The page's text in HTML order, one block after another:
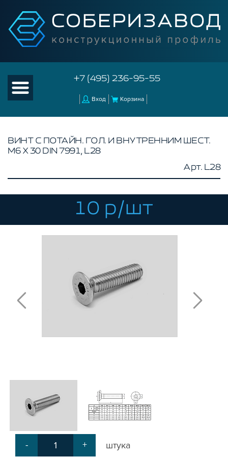
+7 (495) 236-95-55
Вход Корзина
КАТАЛОГ ТОВАРОВ
КОНСТРУКЦИОННЫЙ ПРОФИЛЬ
КОМПЛЕКТУЮЩИЕ К ЧПУ
АКСЕССУАРЫ ДЛЯ V-ПАЗА
Т-БОЛТЫ И Т-ГАЙКИ
СИСТЕМА ТРУБНАЯ МОДУЛЬНАЯ
СИСТЕМА ТРУБНАЯ КОНСТРУКЦИОННАЯ
ВНУТРЕННИЕ УГЛОВЫЕ СОЕДИНИТЕЛИ
АДДИТИВНЫЕ ТОВАРЫ
ОБЩЕСТРОИТЕЛЬНЫЙ ПРОФИЛЬ
ПОДШИПНИКИ
ЛИНЕЙНЫЕ СОЕДИНИТЕЛИ
ДОПОЛНИТЕЛЬНАЯ ОБРАБОТКА
ПАРАЛЛЕЛЬНЫЕ СОЕДИНИТЕЛИ
ПРОМЫШЛЕННАЯ МЕБЕЛЬ
ВИНТ С ПОТАЙН. ГОЛ. И ВНУТРЕННИМ ШЕСТ.
М6 Х 30 DIN 7991, L28
Арт. L28
10 р/шт
- + штука